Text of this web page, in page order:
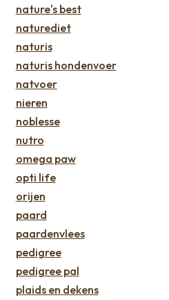
nature's best
naturediet
naturis
naturis hondenvoer
natvoer
nieren
noblesse
nutro
omega paw
opti life
orijen
paard
paardenvlees
pedigree
pedigree pal
plaids en dekens